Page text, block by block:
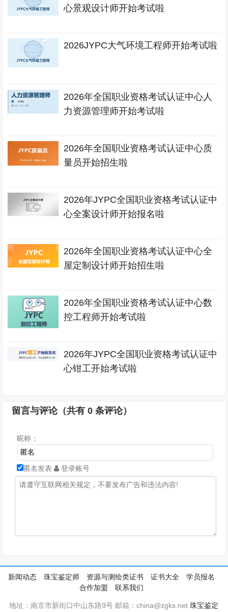
心景观设计师开始考试啦
2026JYPC大气环境工程师开始考试啦
2026年全国职业资格考试认证中心人
力资源管理师开始考试啦
2026年全国职业资格考试认证中心质
量员开始招生啦
2026年JYPC全国职业资格考试认证中
心全案设计师开始报名啦
2026年全国职业资格考试认证中心全
屋定制设计师开始招生啦
2026年全国职业资格考试认证中心数
控工程师开始考试啦
2026年JYPC全国职业资格考试认证中
心钳工开始考试啦
留言与评论（共有0 条评论）
昵称：
匿名发表 登录账号
新闻动态 珠宝鉴定师 资源与测绘类证书 证书大全
学员报名
合作加盟
联系我们
地址：南京市新街口中山东路9号 邮箱：china@zgks.net珠宝鉴定